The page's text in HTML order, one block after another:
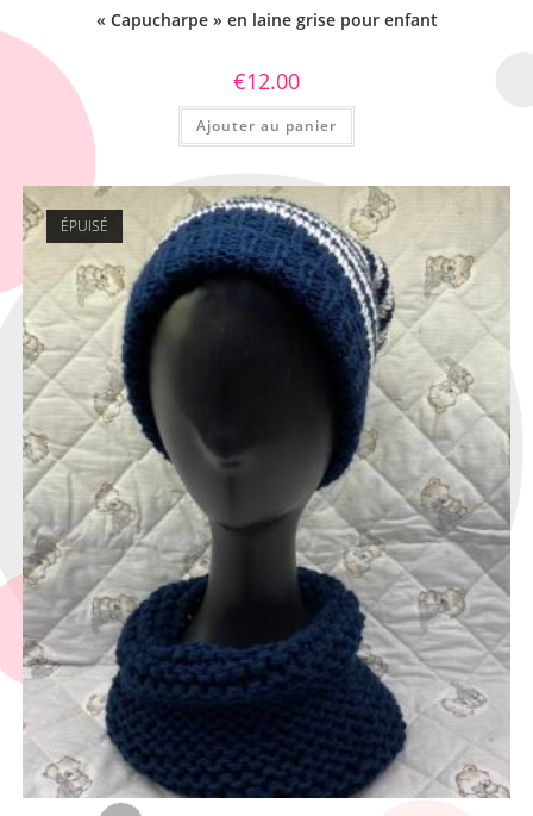
« Capucharpe » en laine grise pour enfant
€12.00
Ajouter au panier
ÉPUISÉ